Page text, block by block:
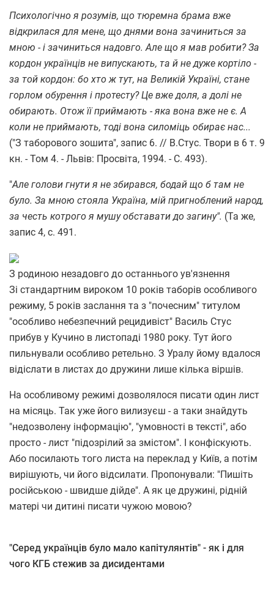
Психологічно я розумів, що тюремна брама вже
відкрилася для мене, що днями вона зачиниться за
мною - і зачиниться надовго. Але що я мав робити? За
кордон українців не випускають, та й не дуже кортіло -
за той кордон: бо хто ж тут, на Великій Україні, стане
горлом обурення і протесту? Це вже доля, а долі не
обирають. Отож її приймають - яка вона вже не є. А
коли не приймають, тоді вона силоміць обирає нас...
("З таборового зошита", запис 6. // В.Стус. Твори в 6 т. 9
кн. - Том 4. - Львів: Просвіта, 1994. - С. 493).
"Але голови гнути я не збирався, бодай що б там не
було. За мною стояла Україна, мій пригноблений народ,
за честь котрого я мушу обставати до загину". (Та же,
запис 4, с. 491.
З родиною незадовго до останнього ув'язнення
Зі стандартним вироком 10 років таборів особливого
режиму, 5 років заслання та з "почесним" титулом
"особливо небезпечний рецидивіст" Василь Стус
прибув у Кучино в листопаді 1980 року. Тут його
пильнували особливо ретельно. З Уралу йому вдалося
відіслати в листах до дружини лише кілька віршів.
На особливому режимі дозволялося писати один лист
на місяць. Так уже його вилизуєш - а таки знайдуть
"недозволену інформацію", "умовності в тексті", або
просто - лист "підозрілий за змістом". І конфіскують.
Або посилають того листа на переклад у Київ, а потім
вирішують, чи його відсилати. Пропонували: "Пишіть
російською - швидше дійде". А як це дружині, рідній
матері чи дитині писати чужою мовою?
"Серед українців було мало капітулянтів" - як і для
чого КГБ стежив за дисидентами